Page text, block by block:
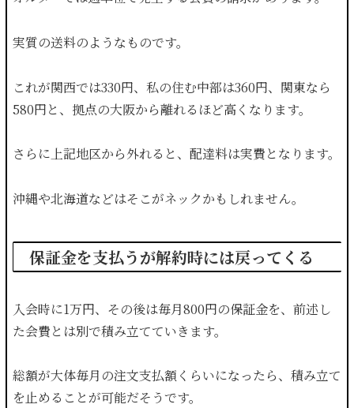
実質の送料のようなものです。
これが関西では330円、私の住む中部は360円、関東なら
580円と、拠点の大阪から離れるほど高くなります。
さらに上記地区から外れると、配達料は実費となります。
沖縄や北海道などはそこがネックかもしれません。
保証金を支払うが解約時には戻ってくる
入会時に1万円、その後は毎月800円の保証金を、前述し
た会費とは別で積み立てていきます。
総額が大体毎月の注文支払額くらいになったら、積み立て
を止めることが可能だそうです。